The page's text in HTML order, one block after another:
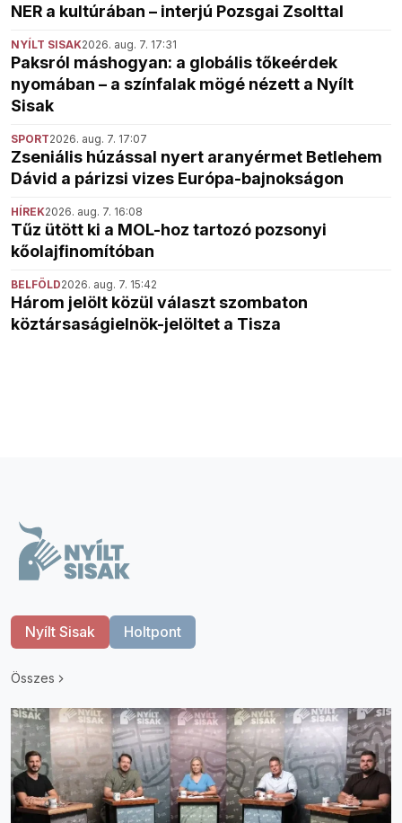
NER a kultúrában – interjú Pozsgai Zsolttal
NYÍLT SISAK2026. aug. 7. 17:31
Paksról máshogyan: a globális tőkeérdek
nyomában – a színfalak mögé nézett a Nyílt
Sisak
SPORT2026. aug. 7. 17:07
Zseniális húzással nyert aranyérmet Betlehem
Dávid a párizsi vizes Európa-bajnokságon
HÍREK2026. aug. 7. 16:08
Tűz ütött ki a MOL-hoz tartozó pozsonyi
kőolajfinomítóban
BELFÖLD2026. aug. 7. 15:42
Három jelölt közül választ szombaton
köztársaságielnök-jelöltet a Tisza
Nyílt Sisak Holtpont
Összes